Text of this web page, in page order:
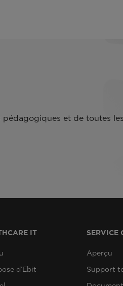
et de toutes
IT
d’Ebit
SERVICE
Aperçu
Support